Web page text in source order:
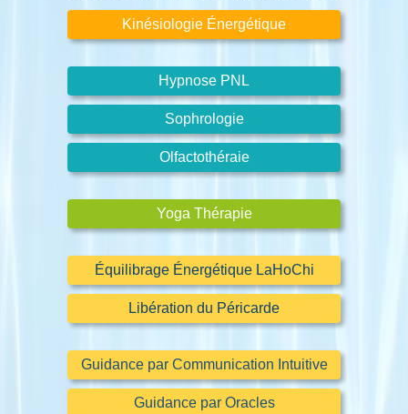
Kinésiologie Énergétique
Hypnose PNL
Sophrologie
Olfactothéraie
Yoga Thérapie
Équilibrage Énergétique LaHoChi
Libération du Péricarde
Guidance par Communication Intuitive
Guidance par Oracles